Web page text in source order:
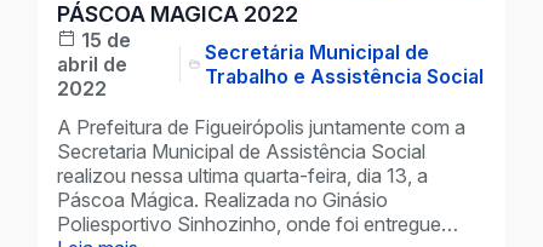
PÁSCOA MAGICA 2022
15 de
abril de
2022
Secretária Municipal de
Trabalho e Assistência Social
A Prefeitura de Figueirópolis juntamente com a
Secretaria Municipal de Assistência Social
realizou nessa ultima quarta-feira, dia 13, a
Páscoa Mágica. Realizada no Ginásio
Poliesportivo Sinhozinho, onde foi entregue…